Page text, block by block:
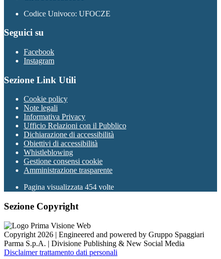
Codice Univoco: UFOCZE
Seguici su
Facebook
Instagram
Sezione Link Utili
Cookie policy
Note legali
Informativa Privacy
Ufficio Relazioni con il Pubblico
Dichiarazione di accessibilità
Obiettivi di accessibilità
Whistleblowing
Gestione consensi cookie
Amministrazione trasparente
Pagina visualizzata 454 volte
Sezione Copyright
Copyright 2026 | Engineered and powered by Gruppo Spaggiari
Parma S.p.A. | Divisione Publishing & New Social Media
Disclaimer trattamento dati personali